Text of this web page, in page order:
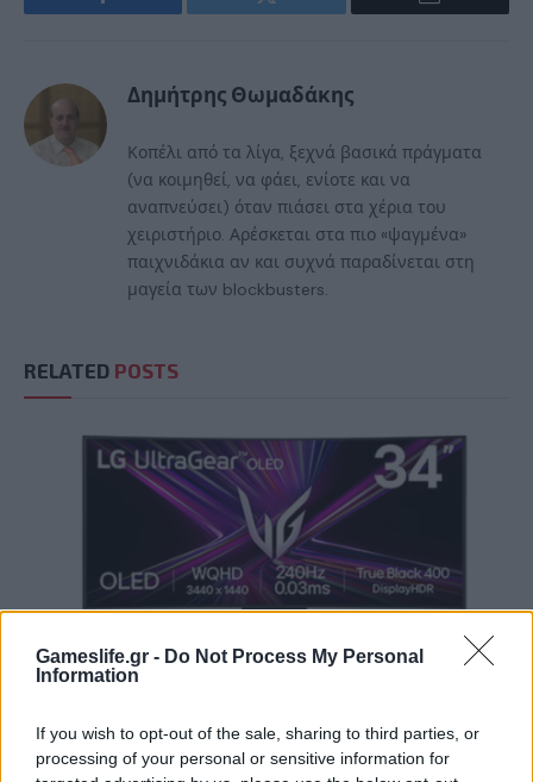
Gameslife.gr - Do Not Process My Personal
Information
If you wish to opt-out of the sale, sharing to third parties, or
processing of your personal or sensitive information for
Facebook Twitter Email
Δημήτρης Θωμαδάκης
Κοπέλι από τα λίγα, ξεχνά βασικά πράγματα
(να κοιμηθεί, να φάει, ενίοτε και να
αναπνεύσει) όταν πιάσει στα χέρια του
χειριστήριο. Αρέσκεται στα πιο «ψαγμένα»
παιχνιδάκια αν και συχνά παραδίνεται στη
μαγεία των blockbusters.
RELATED POSTS
Summer Mode ON! Η LG μετατρέπει κάθε
στιγμή σε απόλυτη gaming εμπειρία!